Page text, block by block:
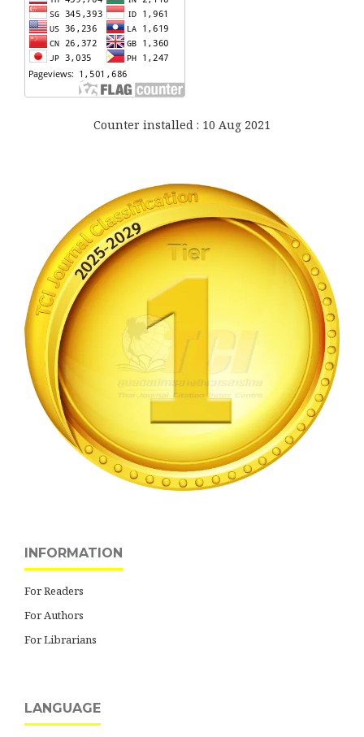
Counter installed : 10 Aug 2021
INFORMATION
For Readers
For Authors
For Librarians
LANGUAGE